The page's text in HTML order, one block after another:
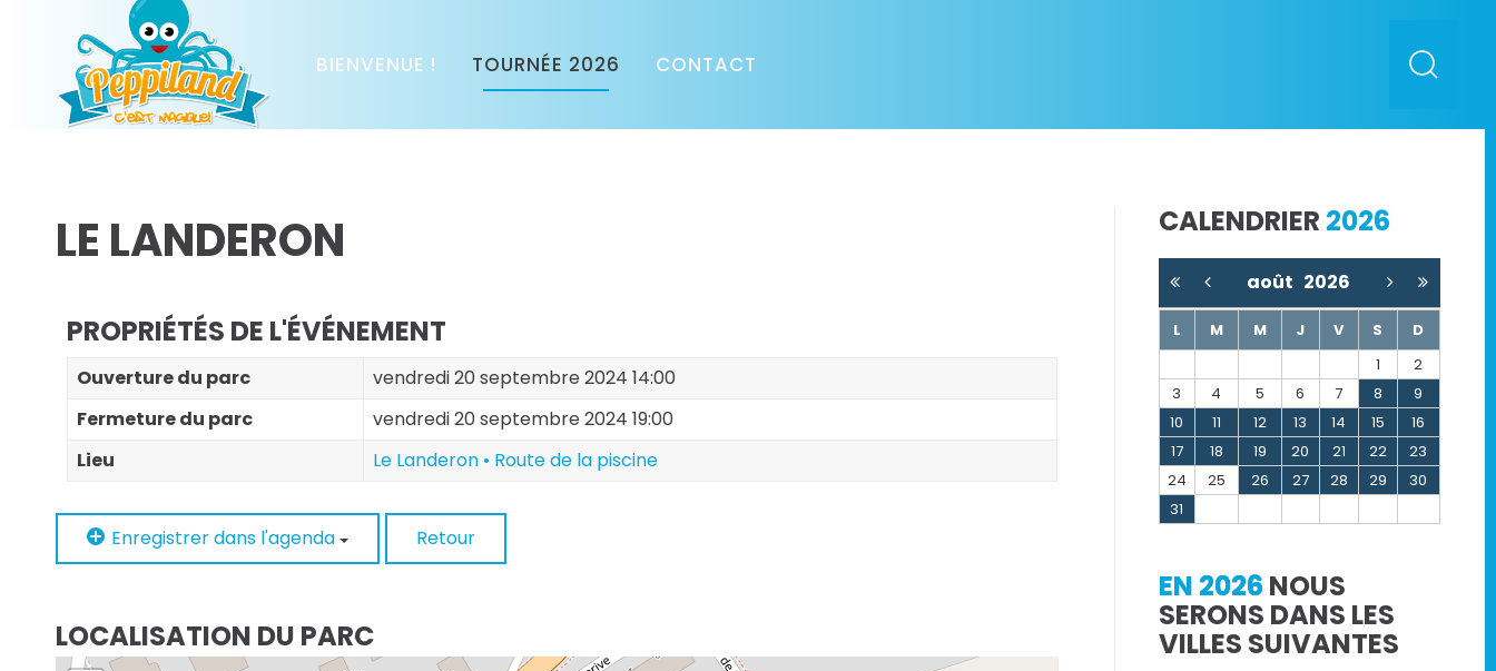
BIENVENUE ! TOURNÉE 2026 CONTACT
LE LANDERON
PROPRIÉTÉS DE L'ÉVÉNEMENT
Ouverture du parc
vendredi 20 septembre 2024 14:00
Fermeture du parc
vendredi 20 septembre 2024 19:00
Lieu
Le Landeron • Route de la piscine
Enregistrer dans l'agenda Retour
LOCALISATION DU PARC
CALENDRIER 2026
août 2026
L M M J V S
D
1
2
3
4 5 6 7 8
9
10
11 12 13 14 15
16
17
18 19 20 21 22
23
24
25 26 27 28 29
30
31
EN 2026 NOUS
SERONS DANS LES
VILLES SUIVANTES